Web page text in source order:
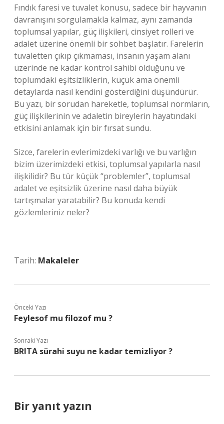
Fındık faresi ve tuvalet konusu, sadece bir hayvanın
davranışını sorgulamakla kalmaz, aynı zamanda
toplumsal yapılar, güç ilişkileri, cinsiyet rolleri ve
adalet üzerine önemli bir sohbet başlatır. Farelerin
tuvaletten çıkıp çıkmaması, insanın yaşam alanı
üzerinde ne kadar kontrol sahibi olduğunu ve
toplumdaki eşitsizliklerin, küçük ama önemli
detaylarda nasıl kendini gösterdiğini düşündürür.
Bu yazı, bir sorudan hareketle, toplumsal normların,
güç ilişkilerinin ve adaletin bireylerin hayatındaki
etkisini anlamak için bir fırsat sundu.
Sizce, farelerin evlerimizdeki varlığı ve bu varlığın
bizim üzerimizdeki etkisi, toplumsal yapılarla nasıl
ilişkilidir? Bu tür küçük “problemler”, toplumsal
adalet ve eşitsizlik üzerine nasıl daha büyük
tartışmalar yaratabilir? Bu konuda kendi
gözlemleriniz neler?
Tarih: Makaleler
Önceki Yazı
Feylesof mu filozof mu ?
Sonraki Yazı
BRITA sürahi suyu ne kadar temizliyor ?
Bir yanıt yazın